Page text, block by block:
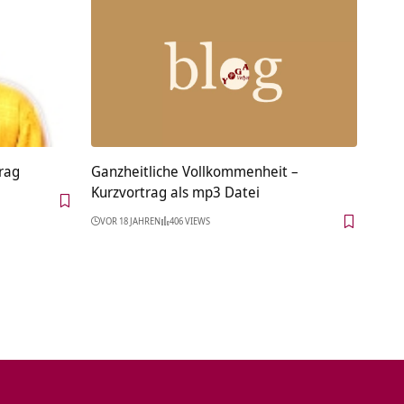
Ganzheitliche Vollkommenheit –
Kurzvortrag als mp3 Datei
VOR 18 JAHREN 406 VIEWS